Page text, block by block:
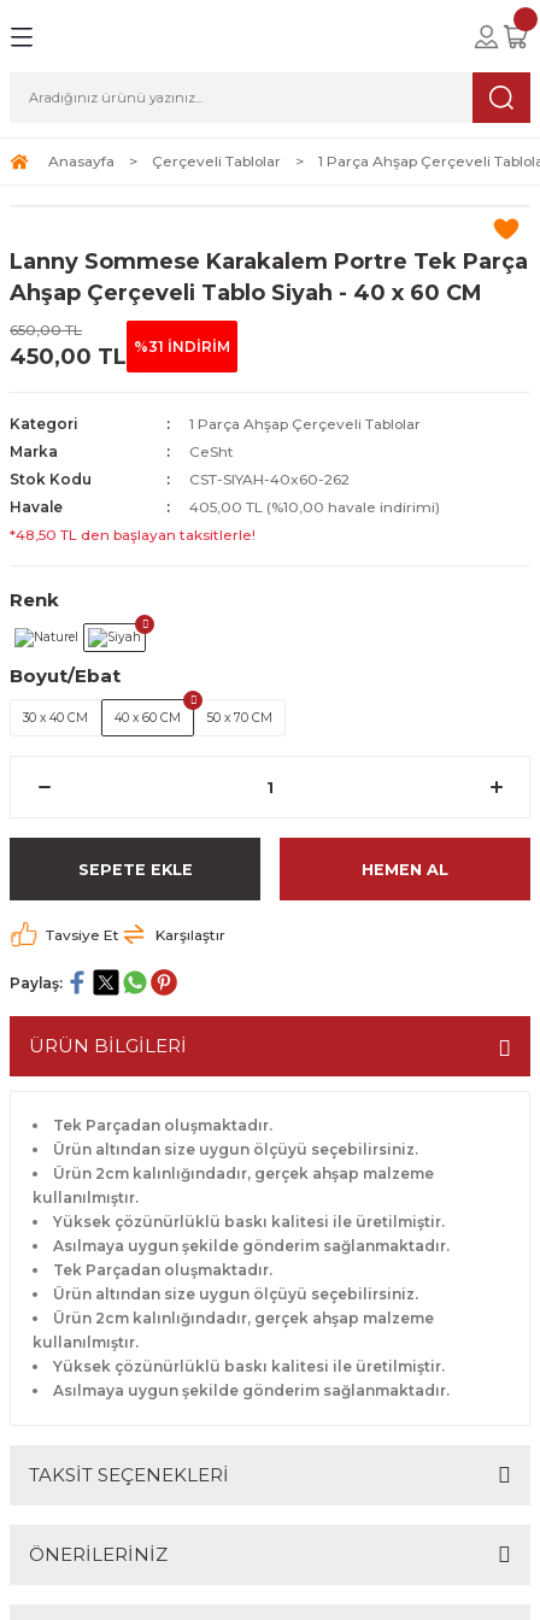
Tablolar
Tablolar
Sanat
Anasayfa Çerçeveli Tablolar 1 Parça Ahşap Çerçeveli
Lanny Sommese Karakalem Portre Tek Parça
Ahşap Çerçeveli Tablo Siyah - 40 x 60 CM
650,00 TL
450,00 TL %31 İNDİRİM
Kategori
1 Parça Ahşap Çerçeveli Tablolar
Marka
CeSht
Stok Kodu
CST-SIYAH-40x60-262
Havale
405,00 TL (%10,00 havale indirimi)
*48,50 TL den başlayan taksitlerle!
Renk
Boyut/Ebat
30 x 40 CM 40 x 60 CM 50 x 70 CM
SEPETE EKLE HEMEN AL
Tavsiye Et Karşılaştır
Paylaş:
ÜRÜN BİLGİLERİ
Tek Parçadan oluşmaktadır.
Ürün altından size uygun ölçüyü seçebilirsiniz.
Ürün 2cm kalınlığındadır, gerçek ahşap malzeme
kullanılmıştır.
Yüksek çözünürlüklü baskı kalitesi ile üretilmiştir.
Asılmaya uygun şekilde gönderim sağlanmaktadır.
Tek Parçadan oluşmaktadır.
Ürün altından size uygun ölçüyü seçebilirsiniz.
Ürün 2cm kalınlığındadır, gerçek ahşap malzeme
kullanılmıştır.
Yüksek çözünürlüklü baskı kalitesi ile üretilmiştir.
Asılmaya uygun şekilde gönderim sağlanmaktadır.
TAKSİT SEÇENEKLERİ
ÖNERİLERİNİZ